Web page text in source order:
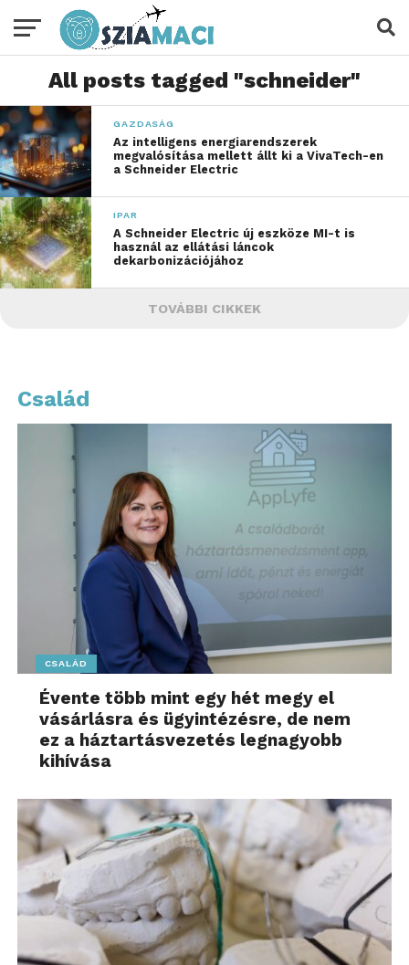
All posts tagged "schneider"
GAZDASÁG
Az intelligens energiarendszerek
megvalósítása mellett állt ki a VivaTech-en
a Schneider Electric
IPAR
A Schneider Electric új eszköze MI-t is
használ az ellátási láncok
dekarbonizációjához
TOVÁBBI CIKKEK
Család
CSALÁD
Évente több mint egy hét megy el
vásárlásra és ügyintézésre, de nem
ez a háztartásvezetés legnagyobb
kihívása